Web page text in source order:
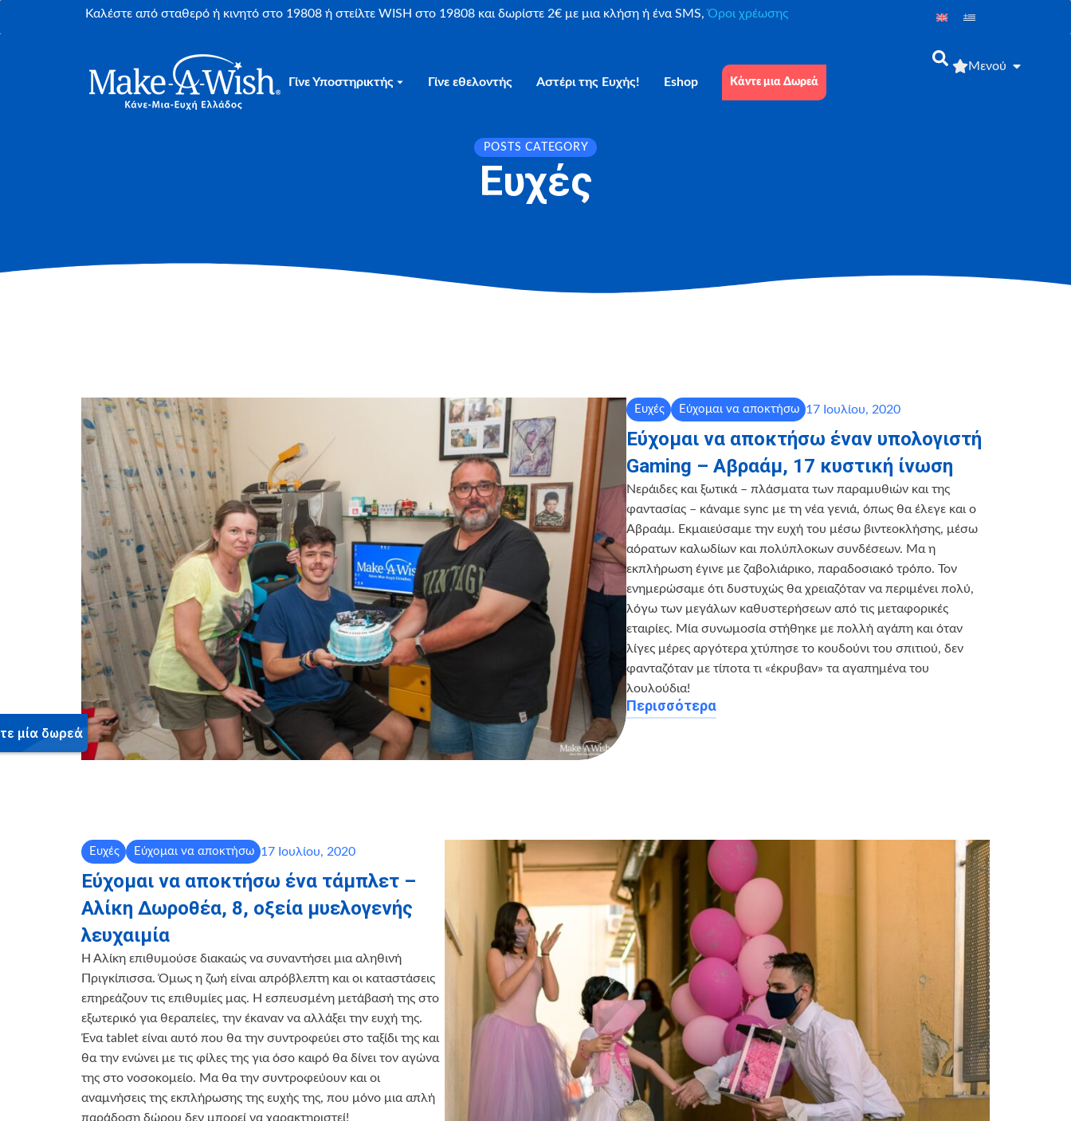
Καλέστε από σταθερό ή κινητό στο 19808 ή στείλτε WISH στο 19808 και δωρίστε 2€ με μια κλήση ή ένα SMS,Όροι χρέωσης
Γίνε Υποστηρικτής Γίνε εθελοντής Αστέρι της Ευχής! Eshop Κάντε μια Δωρεά
Μενού
POSTS CATEGORY
Ευχές
Ευχές Εύχομαι να αποκτήσω 17 Ιουλίου, 2020
Εύχομαι να αποκτήσω έναν υπολογιστή
Gaming – Αβραάμ, 17 κυστική ίνωση
Νεράιδες και ξωτικά – πλάσματα των παραμυθιών και της
φαντασίας – κάναμε sync με τη νέα γενιά, όπως θα έλεγε και ο
Αβραάμ. Εκμαιεύσαμε την ευχή του μέσω βιντεοκλήσης, μέσω
αόρατων καλωδίων και πολύπλοκων συνδέσεων. Μα η
εκπλήρωση έγινε με ζαβολιάρικο, παραδοσιακό τρόπο. Τον
ενημερώσαμε ότι δυστυχώς θα χρειαζόταν να περιμένει πολύ,
λόγω των μεγάλων καθυστερήσεων από τις μεταφορικές
εταιρίες. Μία συνωμοσία στήθηκε με πολλή αγάπη και όταν
λίγες μέρες αργότερα χτύπησε το κουδούνι του σπιτιού, δεν
φανταζόταν με τίποτα τι «έκρυβαν» τα αγαπημένα του
λουλούδια!
Περισσότερα
Ευχές Εύχομαι να αποκτήσω 17 Ιουλίου, 2020
Εύχομαι να αποκτήσω ένα τάμπλετ –
Αλίκη Δωροθέα, 8, οξεία μυελογενής
λευχαιμία
Η Αλίκη επιθυμούσε διακαώς να συναντήσει μια αληθινή
Πριγκίπισσα. Όμως η ζωή είναι απρόβλεπτη και οι καταστάσεις
επηρεάζουν τις επιθυμίες μας. Η εσπευσμένη μετάβασή της στο
εξωτερικό για θεραπείες, την έκαναν να αλλάξει την ευχή της.
Ένα tablet είναι αυτό που θα την συντροφεύει στο ταξίδι της και
θα την ενώνει με τις φίλες της για όσο καιρό θα δίνει τον αγώνα
της στο νοσοκομείο. Μα θα την συντροφεύουν και οι
αναμνήσεις της εκπλήρωσης της ευχής της, που μόνο μια απλή
παράδοση δώρου δεν μπορεί να χαρακτηριστεί!